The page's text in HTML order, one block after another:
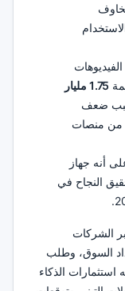
1.75 مليار
ضعف
من منصات
أنه جهاز
النجاح في
الشركات
السوق، وطلب
استثمارات الذكاء